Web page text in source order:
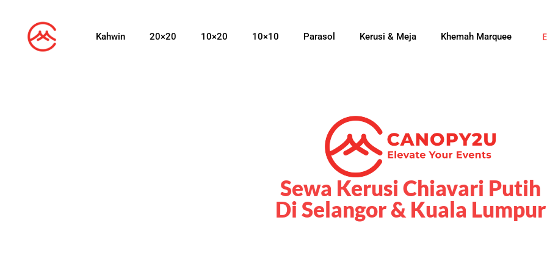
Kahwin 20×20 10×20 10×10 Parasol Kerusi & Meja Khemah Marquee
Sewa Kerusi Chiavari Putih
Di Selangor & Kuala Lumpur